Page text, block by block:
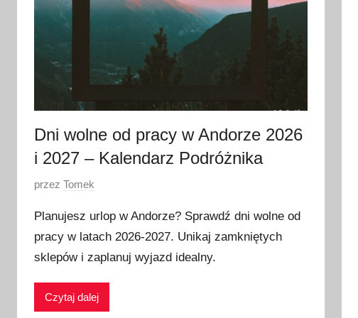
Dni wolne od pracy w Andorze 2026
i 2027 – Kalendarz Podróżnika
O
u
b
l
o
przez Tomek
Planujesz urlop w Andorze? Sprawdź dni wolne od
pracy w latach 2026-2027. Unikaj zamkniętych
sklepów i zaplanuj wyjazd idealny.
Czytaj dalej